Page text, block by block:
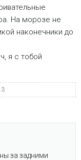
На морозе не
наконечники до
я с тобой
за задними